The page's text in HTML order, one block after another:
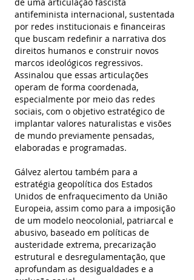
antifeminista internacional, sustentada
por redes institucionais e financeiras
que buscam redefinir a narrativa dos
direitos humanos e construir novos
marcos ideológicos regressivos.
Assinalou que essas articulações
operam de forma coordenada,
especialmente por meio das redes
sociais, com o objetivo estratégico de
implantar valores naturalistas e visões
de mundo previamente pensadas,
elaboradas e programadas.
Gálvez alertou também para a
estratégia geopolítica dos Estados
Unidos de enfraquecimento da União
Europeia, assim como para a imposição
de um modelo neocolonial, patriarcal e
abusivo, baseado em políticas de
austeridade extrema, precarização
estrutural e desregulamentação, que
aprofundam as desigualdades e a